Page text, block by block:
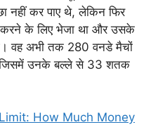
नहीं कर पाए थे, लेकिन फिर
करने के लिए भेजा था और उसके
वह अभी तक 280 वनडे मैचों
उनके बल्ले से 33 शतक
How Much Money